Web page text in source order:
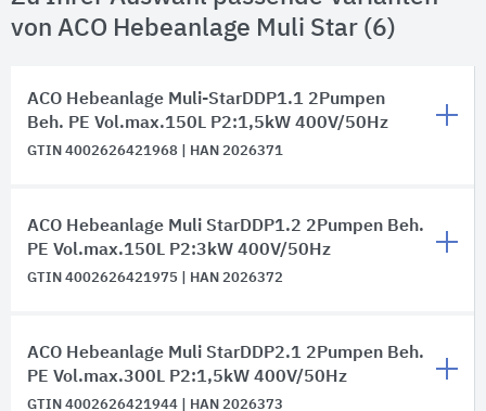
von ACO Hebeanlage Muli Star (6)
ACO Hebeanlage Muli-StarDDP1.1 2Pumpen
Beh. PE Vol.max.150L P2:1,5kW 400V/50Hz
GTIN 4002626421968 | HAN 2026371
ACO Hebeanlage Muli StarDDP1.2 2Pumpen Beh.
PE Vol.max.150L P2:3kW 400V/50Hz
GTIN 4002626421975 | HAN 2026372
ACO Hebeanlage Muli StarDDP2.1 2Pumpen Beh.
PE Vol.max.300L P2:1,5kW 400V/50Hz
GTIN 4002626421944 | HAN 2026373